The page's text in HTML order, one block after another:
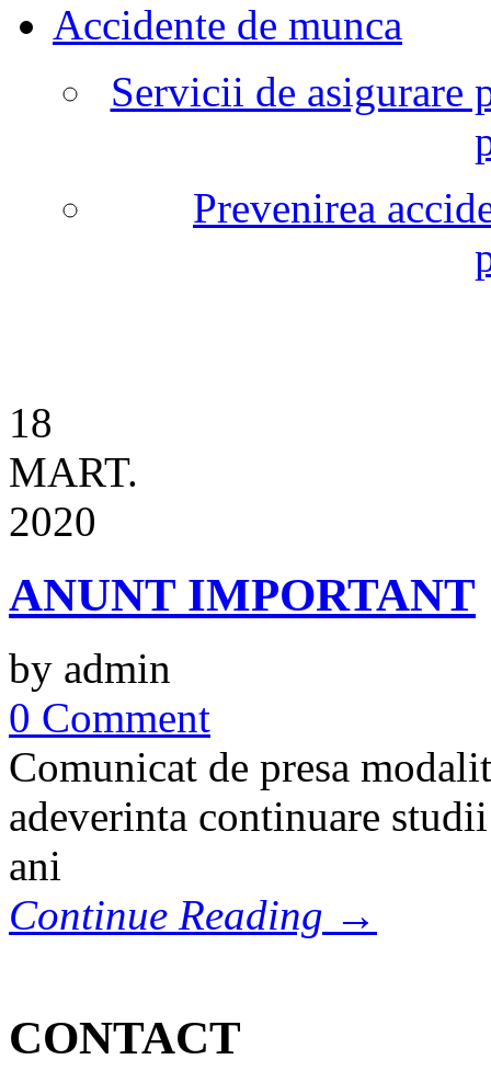
Accidente de munca
Servicii de asigurare
Prevenirea
18
MART.
2020
ANUNT IMPORTANT
by admin
0 Comment
Comunicat de presa
adeverinta continuare
ani
Continue Reading →
CONTACT